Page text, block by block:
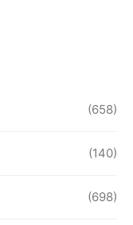
(658)
(140)
(698)